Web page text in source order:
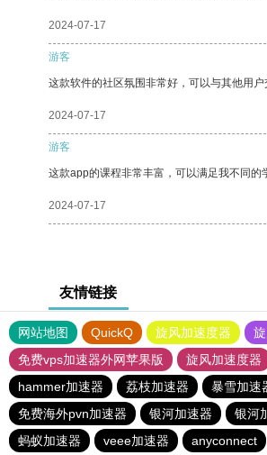
2024-07-17
游客
这款软件的社区氛围非常好，可以与其他用户
2024-07-17
游客
这款app的课程非常丰富，可以满足我不同的
2024-07-17
友情链接
网站地图 QuickQ 旋风加速度器
免费vps加速器外网苹果版
旋风加速度器
hammer加速器
荔枝加速器 暴雪加速
免费海外pvn加速器
银河加速器 银河
蚂蚁加速器
veee加速器 anyconnect